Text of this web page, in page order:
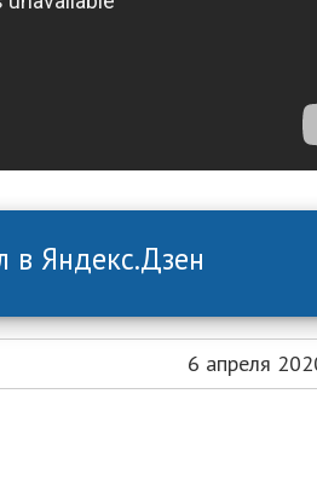
в Яндекс.Дзен
6 апреля